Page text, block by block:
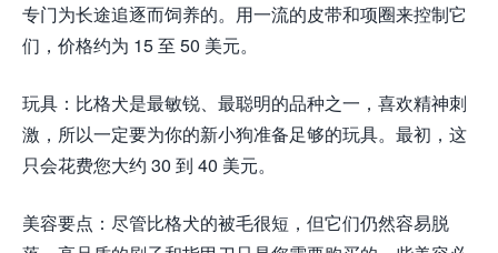
专门为长途追逐而饲养的。用一流的皮带和项圈来控制它
们，价格约为 15 至 50 美元。
玩具：比格犬是最敏锐、最聪明的品种之一，喜欢精神刺
激，所以一定要为你的新小狗准备足够的玩具。最初，这
只会花费您大约 30 到 40 美元。
美容要点：尽管比格犬的被毛很短，但它们仍然容易脱